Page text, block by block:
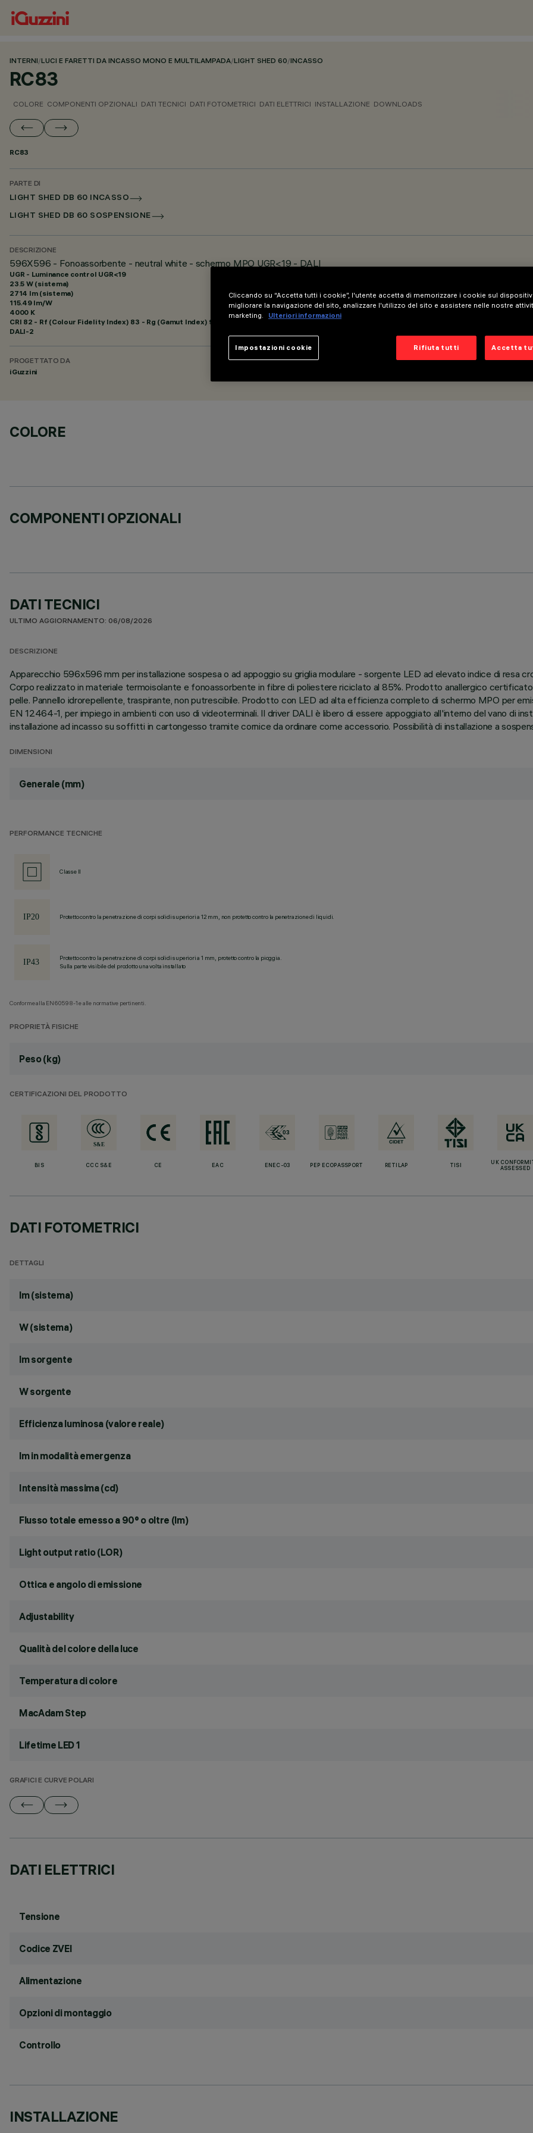
INTERNI/LUCI E FARETTI DA INCASSO MONO E MULTILAMPADA/LIGHT SHED 60/INCASSO
RC83
COLORE COMPONENTI OPZIONALI DATI TECNICI DATI FOTOMETRICI DATI ELETTRICI INSTALLAZIONE DOWNLOADS
RC83
PARTE DI
LIGHT SHED DB 60 INCASSO
LIGHT SHED DB 60 SOSPENSIONE
DESCRIZIONE
596X596 - Fonoassorbente - neutral white - schermo MPO UGR<19 - DALI
UGR - Luminance control UGR<19
23.5 W (sistema)
2714 lm (sistema)
115.49 lm/W
4000 K
CRI 82 - Rf (Colour Fidelity Index) 83 - Rg (Gamut Index) 93
DALI-2
PROGETTATO DA
iGuzzini
COLORE
COMPONENTI OPZIONALI
DATI TECNICI
ULTIMO AGGIORNAMENTO: 06/08/2026
DESCRIZIONE
Apparecchio 596x596 mm per installazione sospesa o ad appoggio su griglia modulare - sorgente LED ad elevato indice di resa
Corpo realizzato in materiale termoisolante e fonoassorbente in fibre di poliestere riciclato al 85%. Prodotto anallergico
pelle. Pannello idrorepellente, traspirante, non putrescibile. Prodotto con LED ad alta efficienza completo di schermo MPO per
EN 12464-1, per impiego in ambienti con uso di videoterminali. Il driver DALI è libero di essere appoggiato all'interno del vano di
installazione ad incasso su soffitti in cartongesso tramite cornice da ordinare come accessorio. Possibilità di installazione a
DIMENSIONI
Generale (mm)
PERFORMANCE TECNICHE
Classe II
Protetto contro la penetrazione di corpi solidi superiori a 12 mm, non protetto contro la penetrazione di liquidi.
Protetto contro la penetrazione di corpi solidi superiori a 1 mm, protetto contro la pioggia.
Sulla parte visibile del prodotto una volta installato
Conforme alla EN60598-1 e alle normative pertinenti.
PROPRIETÀ FISICHE
Peso (kg)
CERTIFICAZIONI DEL PRODOTTO
BIS CCC S&E CE EAC ENEC-03 PEP ECOPASSPORT RETILAP TISI
UK
ASSESSED
DATI FOTOMETRICI
DETTAGLI
lm (sistema)
W (sistema)
lm sorgente
W sorgente
Efficienza luminosa (valore reale)
lm in modalità emergenza
Intensità massima (cd)
Flusso totale emesso a 90° o oltre (lm)
Light output ratio (LOR)
Ottica e angolo di emissione
Adjustability
Qualità del colore della luce
Temperatura di colore
MacAdam Step
Lifetime LED 1
GRAFICI E CURVE POLARI
DATI ELETTRICI
Tensione
Codice ZVEI
Alimentazione
Opzioni di montaggio
Controllo
INSTALLAZIONE
Cliccando su “Accetta tutti i cookie”, l'utente accetta di memorizzare i cookie sul
migliorare la navigazione del sito, analizzare l'utilizzo del sito e assistere nelle nostre
marketing.
Ulteriori informazioni
Rifiuta tutti Accetta
Impostazioni cookie